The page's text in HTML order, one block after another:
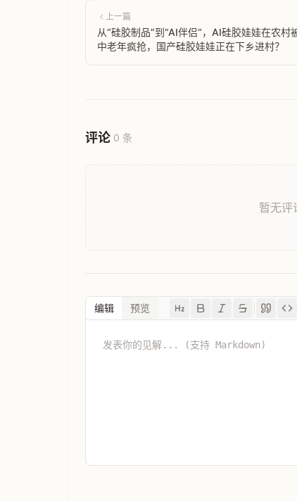
上一篇
从“硅胶制品”到“AI伴侣“，AI硅胶娃娃在农村
中老年疯抢，国产硅胶娃娃正在下乡进村？
评论 0 条
暂无评
编辑 预览